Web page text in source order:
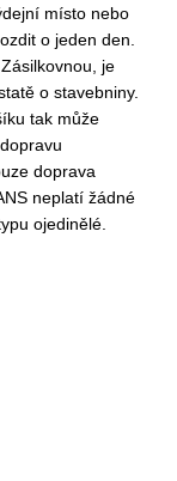
místo nebo
o jeden den.
je
o stavebniny.
tak může
doprava
neplatí žádné
ojedinělé.